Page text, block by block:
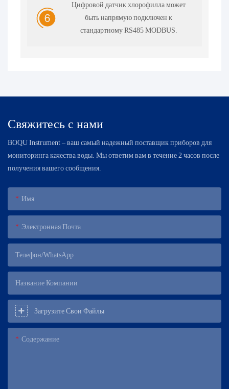
Цифровой датчик хлорофилла может
быть напрямую подключен к
стандартному RS485 MODBUS.
Свяжитесь с нами
BOQU Instrument – ​​ваш самый надежный поставщик приборов для
мониторинга качества воды. Мы ответим вам в течение 2 часов после
получения вашего сообщения.
Имя
Электронная Почта
Телефон/WhatsApp
Название Компании
Загрузите Свои Файлы
Содержание